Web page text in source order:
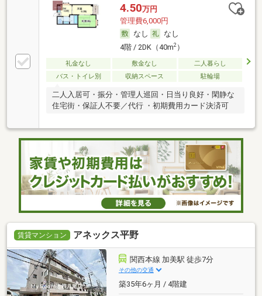
4.50万円
管理費6,000円
なし
なし
4階 / 2DK（40m2）
礼金なし 敷金なし
二人暮らし
バス・トイレ別
収納スペース 駐輪場
二人入居可・振分・管理人巡回・日当り良好・閑静な
住宅街・保証人不要／代行 ・初期費用カード決済可
賃貸マンション アネックス平野
関西本線 加美駅 徒歩7分
その他の交通
築35年6ヶ月 / 4階建